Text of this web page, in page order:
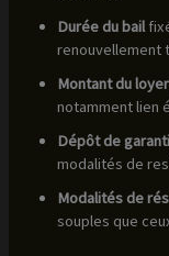
Durée du bail
renouvellement
Montant du loyer
notamment lien
Dépôt de
modalités de
Modalités de
souples que